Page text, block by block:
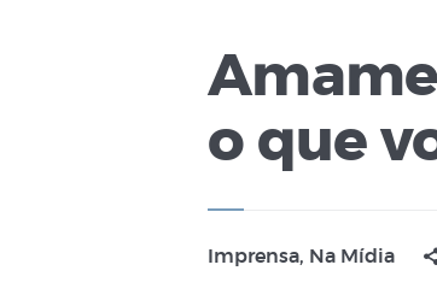
o que
Imprensa, Na Mídia